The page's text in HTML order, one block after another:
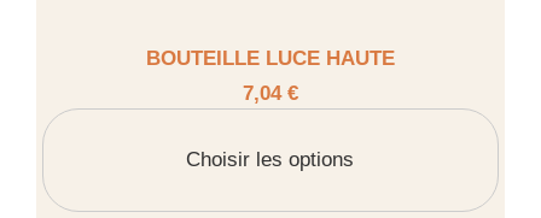
BOUTEILLE LUCE HAUTE
7,04 €
Choisir les options